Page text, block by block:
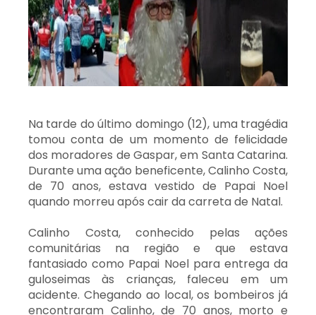
Na tarde do último domingo (12), uma tragédia
tomou conta de um momento de felicidade
dos moradores de Gaspar, em Santa Catarina.
Durante uma ação beneficente, Calinho Costa,
de 70 anos, estava vestido de Papai Noel
quando morreu após cair da carreta de Natal.
Calinho Costa, conhecido pelas ações
comunitárias na região e que estava
fantasiado como Papai Noel para entrega da
guloseimas às crianças, faleceu em um
acidente. Chegando ao local, os bombeiros já
encontraram Calinho, de 70 anos, morto e